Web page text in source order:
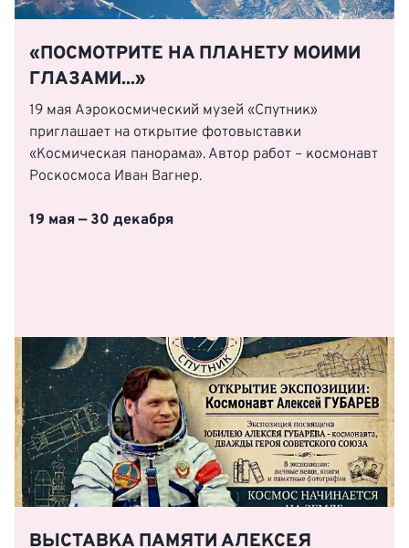
«ПОСМОТРИТЕ НА ПЛАНЕТУ МОИМИ
ГЛАЗАМИ...»
19 мая Аэрокосмический музей «Спутник»
приглашает на открытие фотовыставки
«Космическая панорама». Автор работ – космонавт
Роскосмоса Иван Вагнер.
19 мая — 30 декабря
ВЫСТАВКА ПАМЯТИ АЛЕКСЕЯ